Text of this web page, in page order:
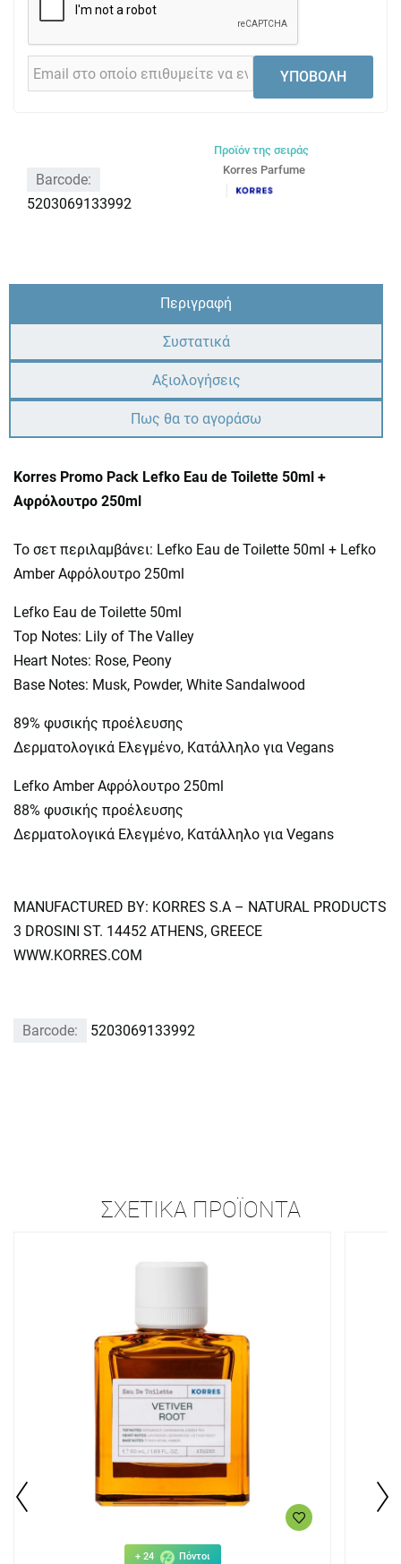
ΥΠΟΒΟΛΗ
Barcode:
5203069133992
Προϊόν της σειράς
Korres Parfume
Περιγραφή
Συστατικά
Αξιολογήσεις
Πως θα το αγοράσω
Korres Promo Pack Lefko Eau de Toilette 50ml +
Αφρόλουτρο 250ml
Το σετ περιλαμβάνει: Lefko Eau de Toilette 50ml + Lefko
Amber Αφρόλουτρο 250ml
Lefko Eau de Toilette 50ml
Top Notes: Lily of The Valley
Heart Notes: Rose, Peony
Base Notes: Musk, Powder, White Sandalwood
89% φυσικής προέλευσης
Δερματολογικά Eλεγμένο, Κατάλληλο για Vegans
Lefko Amber Αφρόλουτρο 250ml
88% φυσικής προέλευσης
Δερματολογικά Eλεγμένο, Κατάλληλο για Vegans
ΜΑΝUFACTURED BY: KORRES S.A – NATURAL PRODUCTS
3 DROSINI ST. 14452 ATHENS, GREECE
WWW.KORRES.COM
Barcode: 5203069133992
ΣΧΕΤΙΚΆ ΠΡΟΪΌΝΤΑ
+ 24 Πόντοι